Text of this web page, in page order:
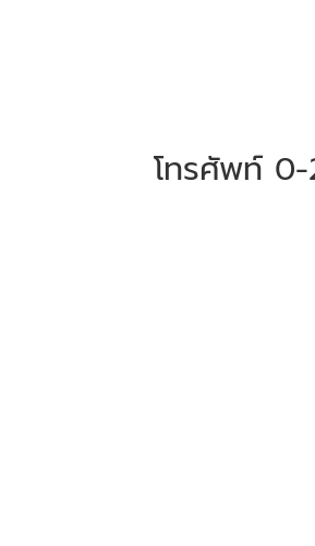
โทรศัพท์